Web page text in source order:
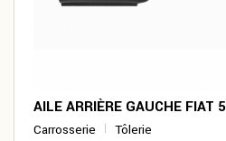
AILE ARRIÈRE GAUCHE FIAT
Carrosserie Tôlerie